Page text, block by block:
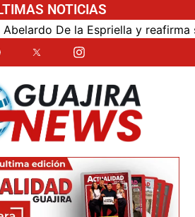
NOTICIAS
De la Espriella y reafirma su